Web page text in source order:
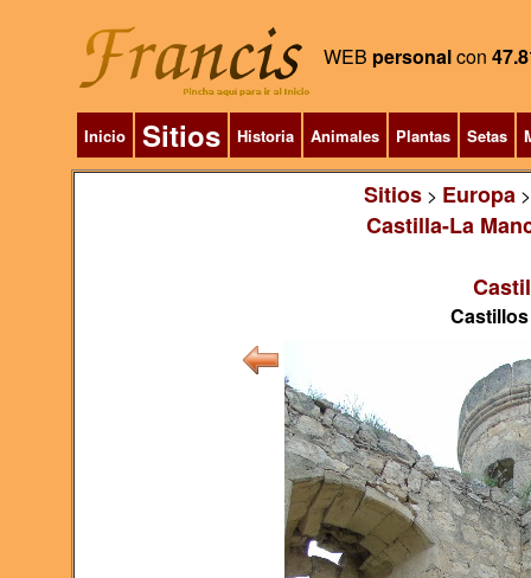
WEB personalcon
Inicio Sitios Historia Animales Plantas Setas
Sitios> Europa
Castilla-La